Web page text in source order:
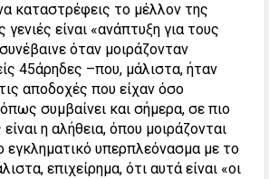
καταστρέφεις το μέλλον της
είναι «ανάπτυξη για τους
όταν μοιράζονταν
45άρηδες –που, μάλιστα, ήταν
αποδοχές που είχαν όσο
συμβαίνει και σήμερα, σε πιο
η αλήθεια, όπου μοιράζονται
εγκληματικό υπερπλεόνασμα με το
επιχείρημα, ότι αυτά είναι «οι